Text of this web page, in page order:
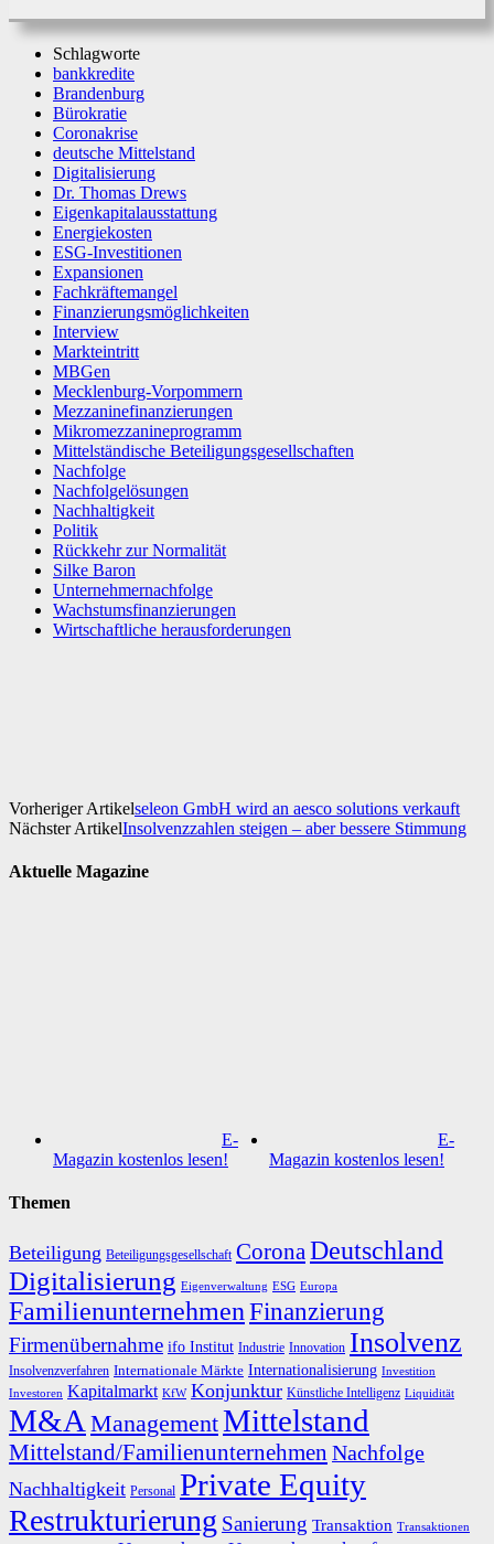
Schlagworte
bankkredite
Brandenburg
Bürokratie
Coronakrise
deutsche Mittelstand
Digitalisierung
Dr. Thomas Drews
Eigenkapitalausstattung
Energiekosten
ESG-Investitionen
Expansionen
Fachkräftemangel
Finanzierungsmöglichkeiten
Interview
Markteintritt
MBGen
Mecklenburg-Vorpommern
Mezzaninefinanzierungen
Mikromezzanineprogramm
Mittelständische Beteiligungsgesellschaften
Nachfolge
Nachfolgelösungen
Nachhaltigkeit
Politik
Rückkehr zur Normalität
Silke Baron
Unternehmernachfolge
Wachstumsfinanzierungen
Wirtschaftliche herausforderungen
Vorheriger Artikelseleon GmbH wird an aesco solutions verkauft
Nächster ArtikelInsolvenzzahlen steigen – aber bessere Stimmung
Aktuelle Magazine
E-
Magazin kostenlos lesen!
E-
Magazin kostenlos lesen!
Themen
Beteiligung Beteiligungsgesellschaft CoronaDeutschland
Digitalisierung Eigenverwaltung ESG Europa
Familienunternehmen Finanzierung
Firmenübernahme ifo Institut Industrie Innovation Insolvenz
Insolvenzverfahren Internationale Märkte Internationalisierung Investition
Investoren Kapitalmarkt KfW Konjunktur Künstliche Intelligenz Liquidität
M&A ManagementMittelstand
Mittelstand/Familienunternehmen Nachfolge
Nachhaltigkeit Personal Private Equity
Restrukturierung Sanierung Transaktion Transaktionen